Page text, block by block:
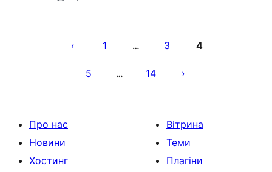
записів
1 … 3 4
5 … 14
Про нас
Новини
Хостинг
Вітрина
Теми
Плагіни